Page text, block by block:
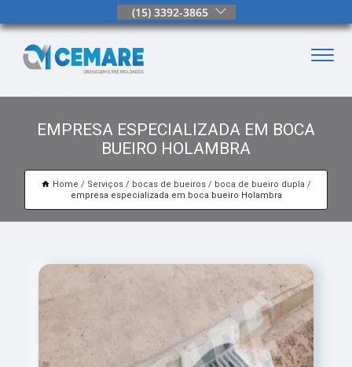
(15) 3392-3865
EMPRESA ESPECIALIZADA EM BOCA
BUEIRO HOLAMBRA
Home Serviços bocas de bueiros
boca de bueiro dupla
empresa especializada em boca bueiro Holambra